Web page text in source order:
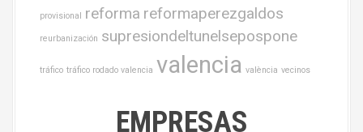
provisional reforma reformaperezgaldos
reurbanización supresiondeltunelsepospone
tráfico tráfico rodado valencia valencia valència vecinos
EMPRESAS